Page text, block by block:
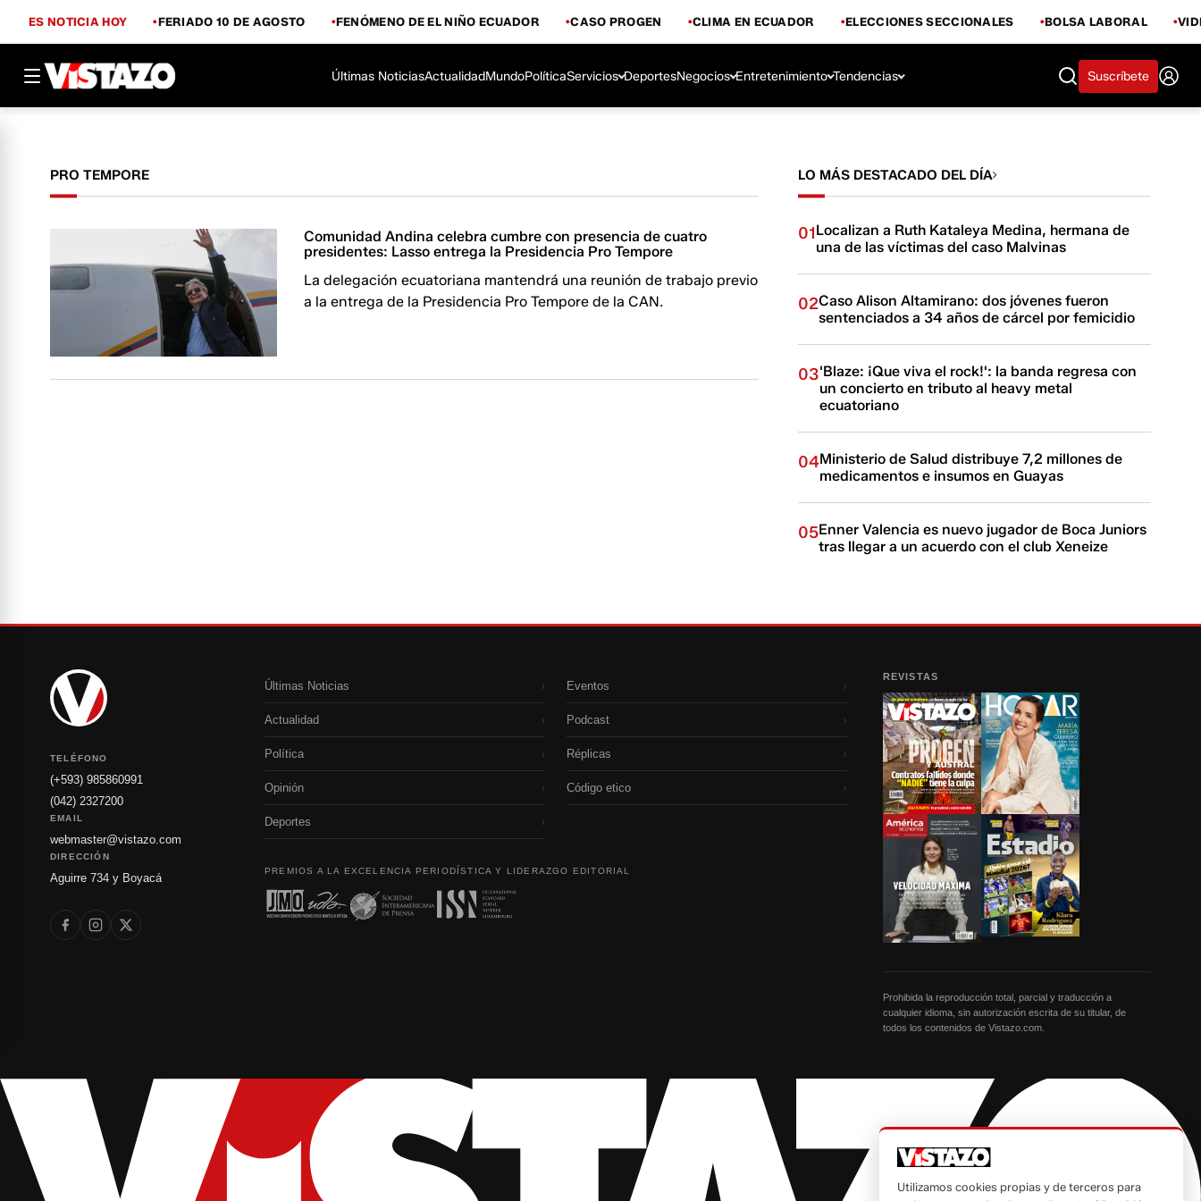
ES NOTICIA HOY FERIADO 10 DE AGOSTO FENÓMENO DE EL NIÑO ECUADOR CASO PROGEN CLIMA EN ECUADOR ELECCIONES SECCIONALES BOLSA LABORAL
Últimas NoticiasActualidadMundoPolíticaServicios DeportesNegocios Entretenimiento Tendencias Suscríbete
PRO TEMPORE
Comunidad Andina celebra cumbre con presencia de cuatro
presidentes: Lasso entrega la Presidencia Pro Tempore
La delegación ecuatoriana mantendrá una reunión de trabajo previo
a la entrega de la Presidencia Pro Tempore de la CAN.
LO MÁS DESTACADO DEL DÍA
01Localizan a Ruth Kataleya Medina, hermana de
una de las víctimas del caso Malvinas
02Caso Alison Altamirano: dos jóvenes fueron
sentenciados a 34 años de cárcel por femicidio
03'Blaze: ¡Que viva el rock!': la banda regresa con
un concierto en tributo al heavy metal
ecuatoriano
04Ministerio de Salud distribuye 7,2 millones de
medicamentos e insumos en Guayas
05Enner Valencia es nuevo jugador de Boca Juniors
tras llegar a un acuerdo con el club Xeneize
TELÉFONO
(+593) 985860991
(042) 2327200
EMAIL
webmaster@vistazo.com
DIRECCIÓN
Aguirre 734 y Boyacá
Últimas Noticias ›
Actualidad ›
Política ›
Opinión ›
Deportes ›
Eventos ›
Podcast ›
Réplicas ›
Código etico ›
PREMIOS A LA EXCELENCIA PERIODÍSTICA Y LIDERAZGO EDITORIAL
REVISTAS
Prohibida la reproducción total, parcial y traducción a
cualquier idioma, sin autorización escrita de su titular, de
todos los contenidos de Vistazo.com.
Utilizamos cookies propias y de terceros para